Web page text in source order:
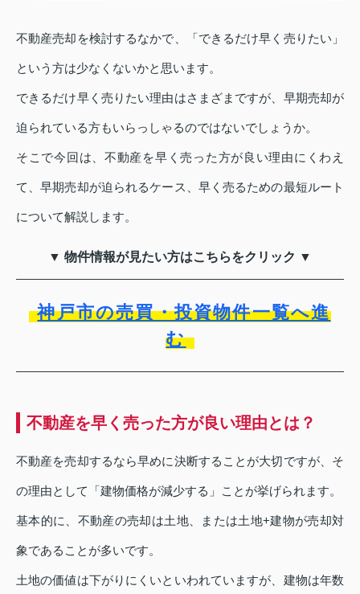
不動産売却を検討するなかで、「できるだけ早く売りたい」
という方は少なくないかと思います。
できるだけ早く売りたい理由はさまざまですが、早期売却が
迫られている方もいらっしゃるのではないでしょうか。
そこで今回は、不動産を早く売った方が良い理由にくわえ
て、早期売却が迫られるケース、早く売るための最短ルート
について解説します。
▼ 物件情報が見たい方はこちらをクリック ▼
神戸市の売買・投資物件一覧へ進
む
不動産を早く売った方が良い理由とは？
不動産を売却するなら早めに決断することが大切ですが、そ
の理由として「建物価格が減少する」ことが挙げられます。
基本的に、不動産の売却は土地、または土地+建物が売却対
象であることが多いです。
土地の価値は下がりにくいといわれていますが、建物は年数